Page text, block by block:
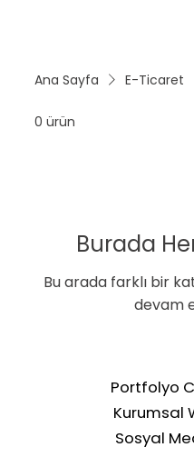
Ana Sayfa E-Ticaret
0 ürün
Burada
Bu arada farklı bir
devam
Portfolyo
Kurumsal
Sosyal